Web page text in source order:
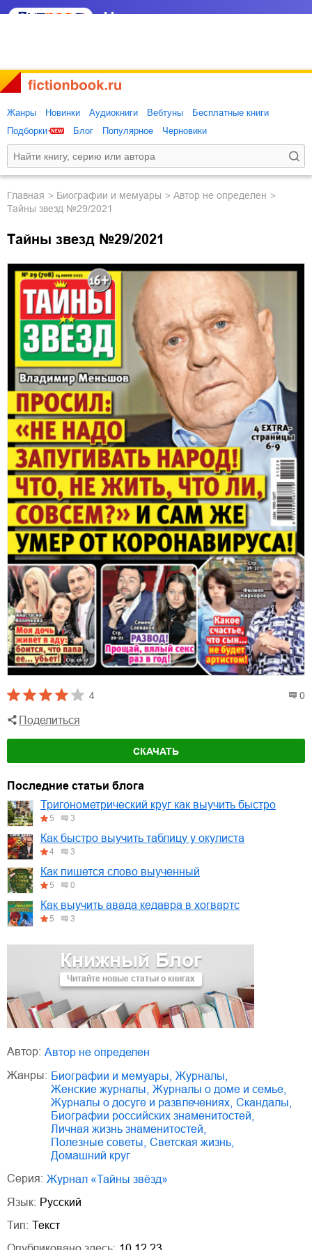
Жанры Новинки Аудиокниги Вебтуны
Бесплатные книги
Подборки
Блог Популярное Черновики
Главная биографии и мемуары
Автор не определен
Тайны звезд №29/2021
Тайны звезд №29/2021
4 0
Поделиться
СКАЧАТЬ
Книжный Блог
Читайте новые статьи о книгах
Последние статьи блога
Тригонометрический круг как выучить быстро
5 3
Как быстро выучить таблицу у окулиста
4 3
Как пишется слово выученный
5 0
Как выучить авада кедавра в хогвартс
5 3
Автор:
Автор не определен
Жанры:
биографии и мемуары журналы
женские журналы
журналы о доме и семье
журналы о досуге и развлечениях
скандалы
биографии российских знаменитостей
личная жизнь знаменитостей
полезные советы
светская жизнь
домашний круг
Серия:
Журнал «Тайны звёзд»
Язык: Русский
Тип: Текст